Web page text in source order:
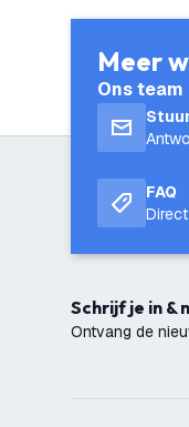
Meer
Ons
FAQ
Schrijf je in
Ontvang de